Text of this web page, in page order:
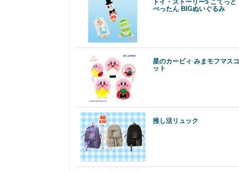
トイ・ストーリー5 こてっと
ぺったん BIGぬいぐるみ
星のカービィ みまモフマスコ
ット
推し活リュック